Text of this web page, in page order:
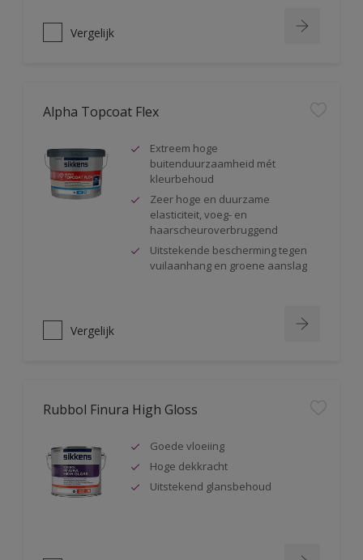
Vergelijk
Alpha Topcoat Flex
Extreem hoge
buitenduurzaamheid mét
kleurbehoud
Zeer hoge en duurzame
elasticiteit, voeg- en
haarscheuroverbruggend
Uitstekende bescherming tegen
vuilaanhang en groene aanslag
Vergelijk
Rubbol Finura High Gloss
Goede vloeiing
Hoge dekkracht
Uitstekend glansbehoud